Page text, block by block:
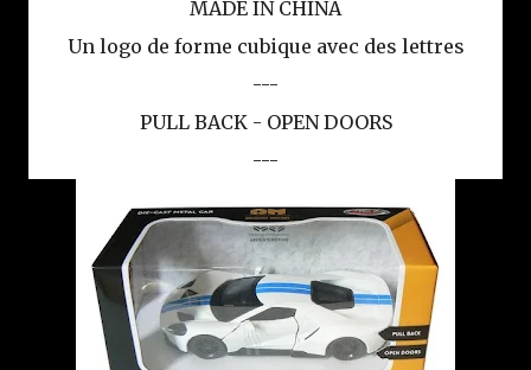
MADE IN CHINA
Un logo de forme cubique avec des lettres
---
PULL BACK - OPEN DOORS
---